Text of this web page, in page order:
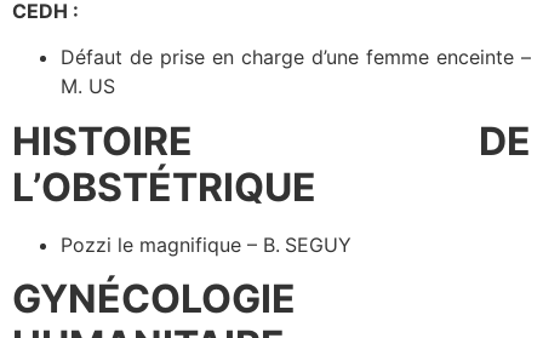
CEDH :
Défaut de prise en charge d’une femme enceinte –
M. US
HISTOIRE DE
L’OBSTÉTRIQUE
Pozzi le magnifique – B. SEGUY
GYNÉCOLOGIE